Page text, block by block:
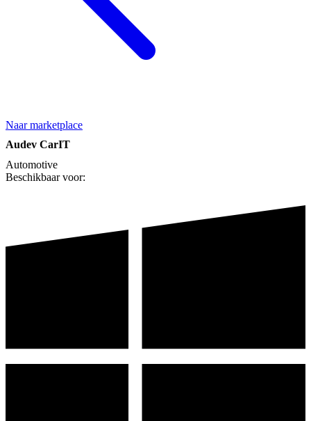
Naar marketplace
Audev CarIT
Automotive
Beschikbaar voor: